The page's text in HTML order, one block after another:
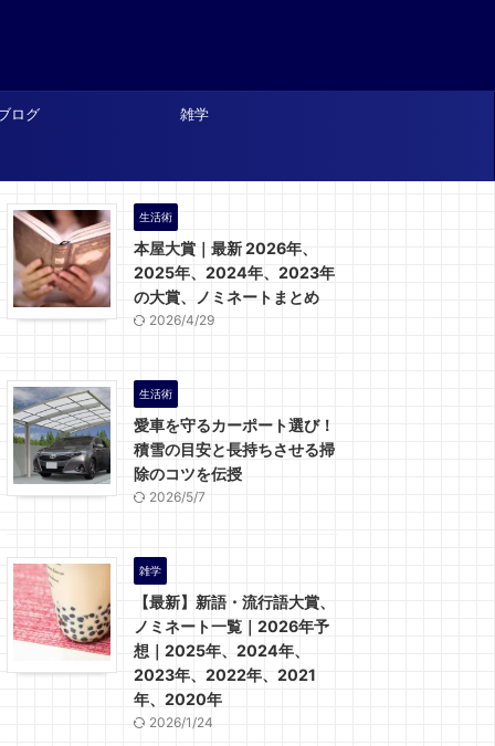
ログ 雑学
生活術
本屋大賞｜最新 2026年、
2025年、2024年、2023年
の大賞、ノミネートまとめ
2026/4/29
生活術
愛車を守るカーポート選び！
積雪の目安と長持ちさせる掃
除のコツを伝授
2026/5/7
雑学
【最新】新語・流行語大賞、
ノミネート一覧｜2026年予
想｜2025年、2024年、
2023年、2022年、2021
年、2020年
2026/1/24